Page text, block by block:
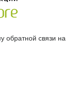
обратной связи на